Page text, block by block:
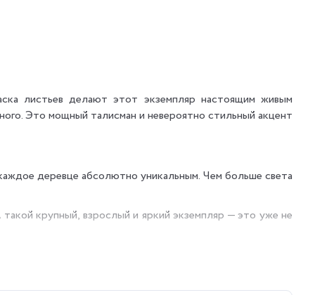
листьев делают этот экземпляр настоящим живым
Это мощный талисман и невероятно стильный акцент
деревце абсолютно уникальным. Чем больше света
крупный, взрослый и яркий экземпляр — это уже не